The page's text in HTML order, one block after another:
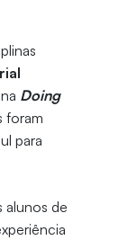
Doing
foram
para
alunos de